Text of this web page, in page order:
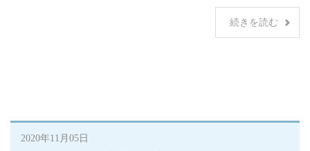
続きを読む
2020年11月05日